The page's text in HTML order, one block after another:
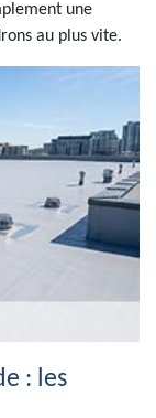
une
au plus vite.
: les